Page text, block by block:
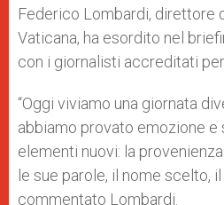
Federico Lombardi, direttore
Vaticana, ha esordito nel
con i giornalisti accreditati per
“Oggi viviamo una giornata
abbiamo provato emozione
elementi nuovi: la
le sue parole, il nome scelto,
commentato Lombardi.